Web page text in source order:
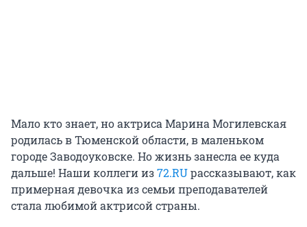
Мало кто знает, но актриса Марина Могилевская
родилась в Тюменской области, в маленьком
городе Заводоуковске. Но жизнь занесла ее куда
дальше! Наши коллеги из72.RUрассказывают, как
примерная девочка из семьи преподавателей
стала любимой актрисой страны.